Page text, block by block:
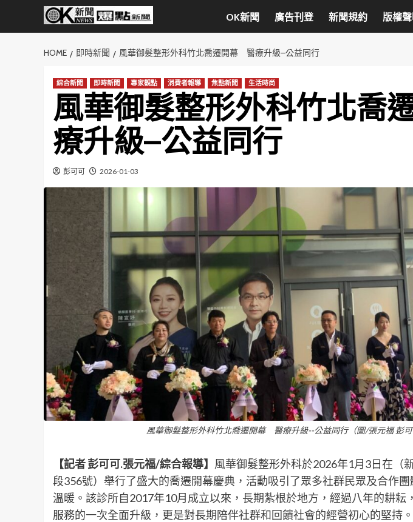
OK新聞 廣告刊登 新聞規約 版權聲
HOME 即時新聞 風華御髮整形外科竹北喬遷開幕 醫療升級–公益同行
綜合新聞 即時新聞 專家觀點 消費者報導 焦點新聞 生活時尚
風華御髮整形外科竹北
療升級–公益同行
彭可可 2026-01-03
風華御髮整形外科竹北喬遷開幕 醫療升級--公益同行（圖/張元福 彭可
【記者 彭可可.張元福/綜合報導】 風華御髮整形外科於2026年1月3日在（
段356號）舉行了盛大的喬遷開幕慶典，活動吸引了眾多社群民眾及合作
溫暖。該診所自2017年10月成立以來，長期紮根於地方，經過八年的耕耘
服務的一次全面升級，更是對長期陪伴社群和回饋社會的經營初心的堅持。